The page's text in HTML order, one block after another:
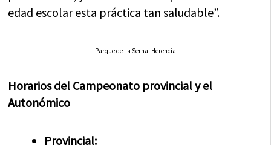
edad escolar esta práctica tan saludable”.
Parque de La Serna. Herencia
Horarios del Campeonato provincial y el
Autonómico
Provincial: